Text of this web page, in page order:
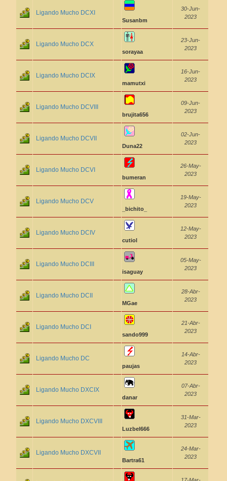
Ligando Mucho DCXI
Susanbm
30-Jun-
2023
Ligando Mucho DCX
sorayaa
23-Jun-
2023
Ligando Mucho DCIX
mamutxi
16-Jun-
2023
Ligando Mucho DCVIII
brujita656
09-Jun-
2023
Ligando Mucho DCVII
Duna22
02-Jun-
2023
Ligando Mucho DCVI
bumeran
26-May-
2023
Ligando Mucho DCV
_bichito_
19-May-
2023
Ligando Mucho DCIV
cutiol
12-May-
2023
Ligando Mucho DCIII
isaguay
05-May-
2023
Ligando Mucho DCII
MGae
28-Abr-
2023
Ligando Mucho DCI
sando999
21-Abr-
2023
Ligando Mucho DC
paujas
14-Abr-
2023
Ligando Mucho DXCIX
danar
07-Abr-
2023
Ligando Mucho DXCVIII
Luzbel666
31-Mar-
2023
Ligando Mucho DXCVII
Bartra61
24-Mar-
2023